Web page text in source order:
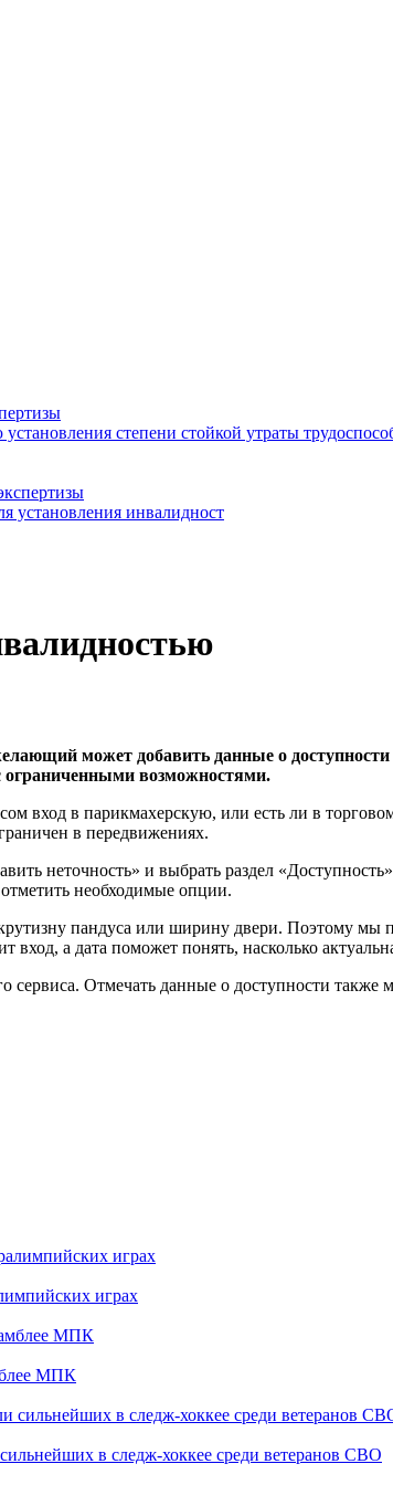
степени стойкой утраты
установления инвалидност
может добавить данные о
ограниченными возможностями.
вход в парикмахерскую, или есть ли в
в передвижениях.
неточность» и выбрать раздел
необходимые опции.
пандуса или ширину двери. Поэтому мы
вход, а дата поможет понять, насколько
Отмечать данные о доступности
играх
МПК
в следж-хоккее среди ветеранов СВО